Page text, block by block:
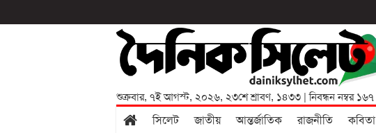
শুক্রবার, ৭ই আগস্ট, ২০২৬, ২৩শে শ্রাবণ, ১৪৩৩ | নিবন্ধন নম্বর ১৬৭
সিলেট জাতীয় আন্তর্জাতিক রাজনীতি কবিতা